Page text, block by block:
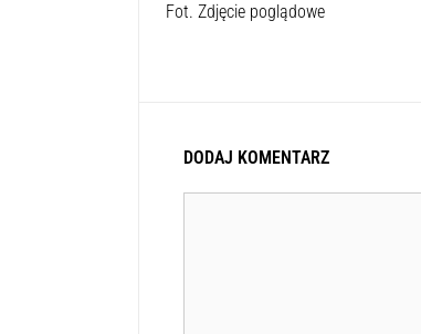
Fot. Zdjęcie poglądowe
DODAJ KOMENTARZ